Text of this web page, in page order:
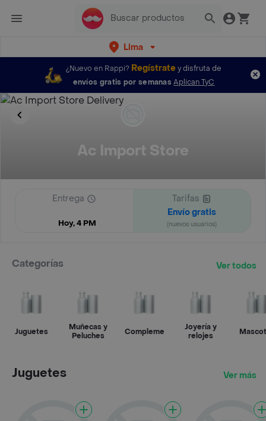
Lima
¿Nuevo en Rappi? Regístratey disfruta de
envíos gratis por semanas Aplican TyC
Ac Import Store
Entrega
Hoy, 4 PM
Tarifas
Envío gratis
(nuevos usuarios)
Categorías Ver todos
Juguetes
Muñecas y
Peluches
Complementos
Joyería y
relojes
Juguetes Ver más